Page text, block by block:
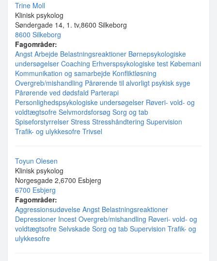
Trine Moll
Klinisk psykolog
Søndergade 14, 1. tv,8600 Silkeborg
8600 Silkeborg
Fagområder:
Angst Arbejde Belastningsreaktioner Børnepsykologiske
undersøgelser Coaching Erhverspsykologiske test Købemani
Kommunikation og samarbejde Konfliktløsning
Overgreb/mishandling Pårørende til alvorligt psykisk syge
Pårørende ved dødsfald Parterapi
Personlighedspsykologiske undersøgelser Røveri- vold- og
voldtægtsofre Selvmordsforsøg Sorg og tab
Spiseforstyrrelser Stress Stresshåndtering Supervision
Trafik- og ulykkesofre Trivsel
Toyun Olesen
Klinisk psykolog
Norgesgade 2,6700 Esbjerg
6700 Esbjerg
Fagområder:
Aggressionsudøvelse Angst Belastningsreaktioner
Depressioner Incest Overgreb/mishandling Røveri- vold- og
voldtægtsofre Selvskade Sorg og tab Supervision Trafik- og
ulykkesofre